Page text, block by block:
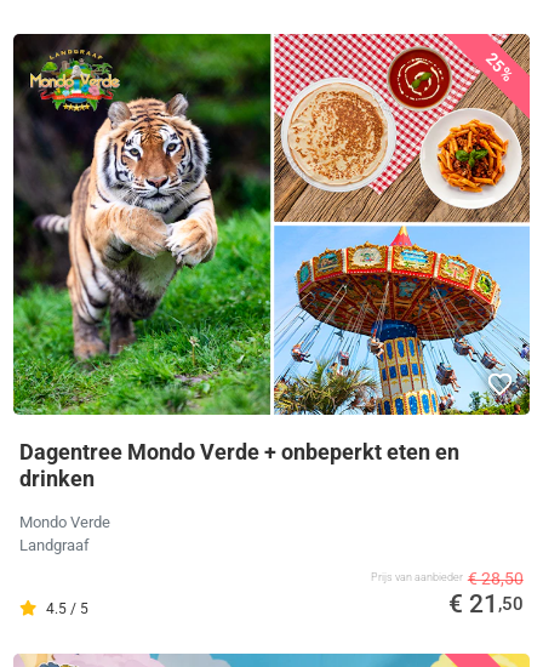
25%
Dagentree Mondo Verde + onbeperkt eten en
drinken
Mondo Verde
Landgraaf
4.5 / 5
Prijs van aanbieder € 28,50
€ 21 ,50